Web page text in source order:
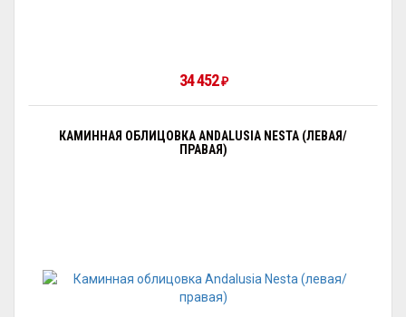
34 452 ₽
КАМИННАЯ ОБЛИЦОВКА ANDALUSIA NESTA (ЛЕВАЯ/
ПРАВАЯ)